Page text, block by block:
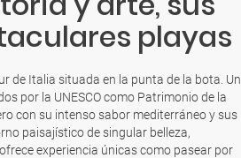
playas
de Italia situada en la punta de la bota. Un
por la UNESCO como Patrimonio de la
con su intenso sabor mediterráneo y sus
paisajístico de singular belleza,
experiencia únicas como pasear por